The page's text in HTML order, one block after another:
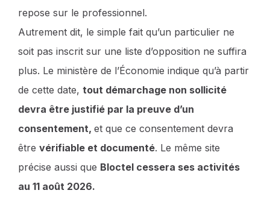
repose sur le professionnel.
Autrement dit, le simple fait qu’un particulier ne
soit pas inscrit sur une liste d’opposition ne suffira
plus. Le ministère de l’Économie indique qu’à partir
de cette date, tout démarchage non sollicité
devra être justifié par la preuve d’un
consentement, et que ce consentement devra
être vérifiable et documenté. Le même site
précise aussi que Bloctel cessera ses activités
au 11 août 2026.